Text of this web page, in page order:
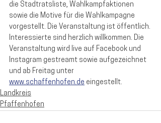
die Stadtratsliste, Wahlkampfaktionen
sowie die Motive für die Wahlkampagne
vorgestellt. Die Veranstaltung ist öffentlich.
Interessierte sind herzlich willkommen. Die
Veranstaltung wird live auf Facebook und
Instagram gestreamt sowie aufgezeichnet
und ab Freitag unter
www.schaffenhofen.de eingestellt.
Landkreis
Pfaffenhofen